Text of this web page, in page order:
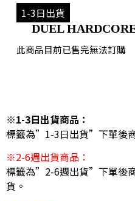
1-3日出貨
DUEL
此商品目前已售完無法訂購
※1-3日出貨商品：
標籤為”1-3日出貨”下單後
※2-6週出貨商品：
標籤為”2-6週出貨”下單後
貨。